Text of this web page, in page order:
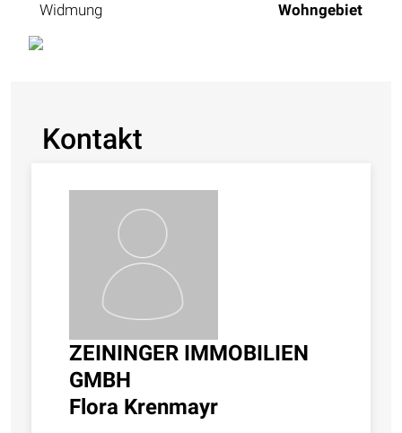
Widmung Wohngebiet
Kontakt
ZEININGER IMMOBILIEN
GMBH
Flora Krenmayr